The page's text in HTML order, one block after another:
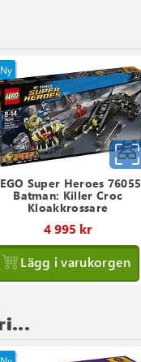
Ny
Super Heroes 76055
Batman: Killer Croc
Kloakkrossare
4 995 kr
Lägg i varukorgen